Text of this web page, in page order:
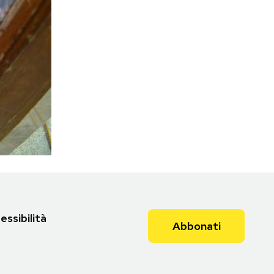
Abbonati